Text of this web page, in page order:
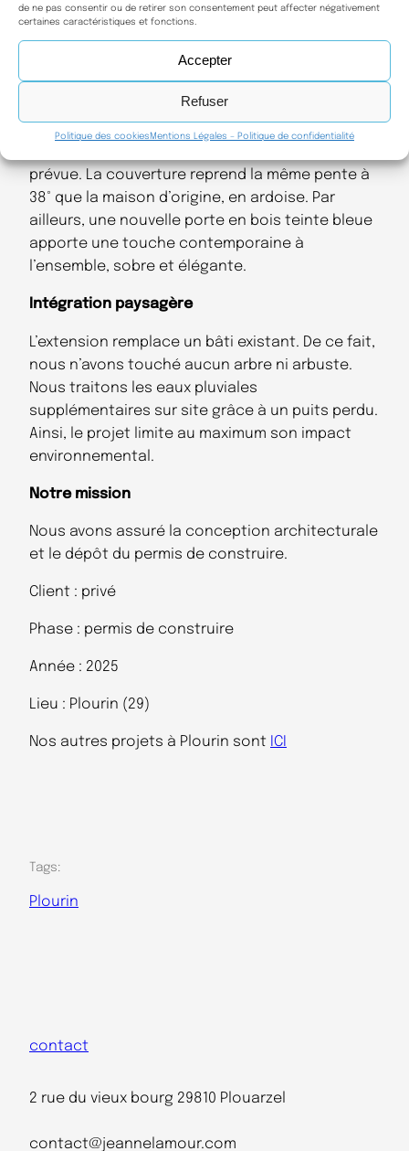
de ne pas consentir ou de retirer son consentement peut affecter négativement
certaines caractéristiques et fonctions.
Accepter
Refuser
Politique des cookies Mentions Légales – Politique de confidentialité
dans le paysage du Pays d’Iroise.
Le projet d’extension
Nous avons implanté l’extension sur les murs en
moellons existants. Les maîtres d’ouvrage ont
remis ces murs en état et les ont complétés en
prévue. La couverture reprend la même pente à
38° que la maison d’origine, en ardoise. Par
ailleurs, une nouvelle porte en bois teinte bleue
apporte une touche contemporaine à
l’ensemble, sobre et élégante.
Intégration paysagère
L’extension remplace un bâti existant. De ce fait,
nous n’avons touché aucun arbre ni arbuste.
Nous traitons les eaux pluviales
supplémentaires sur site grâce à un puits perdu.
Ainsi, le projet limite au maximum son impact
environnemental.
Notre mission
Nous avons assuré la conception architecturale
et le dépôt du permis de construire.
Client : privé
Phase : permis de construire
Année : 2025
Lieu : Plourin (29)
Nos autres projets à Plourin sont ICI
Tags:
Plourin
contact
2 rue du vieux bourg 29810 Plouarzel
contact@jeannelamour.com